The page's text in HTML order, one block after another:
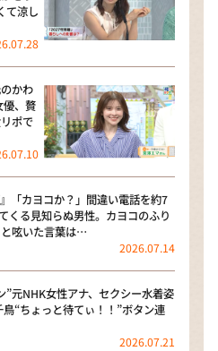
て涼し
かわ
優、贅
ポで
「カヨコか？」間違い電話を約7
くる見知らぬ男性。カヨコのふり
呟いた言葉は…
2026.07.14
”元NHK女性アナ、セクシー水着姿
“ちょっと待てぃ！！”ボタン連
2026.07.21